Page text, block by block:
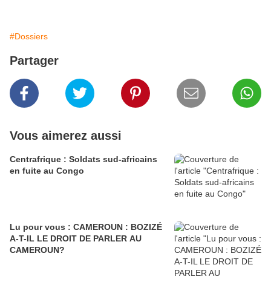
#Dossiers
Partager
Vous aimerez aussi
Centrafrique : Soldats sud-africains
en fuite au Congo
Lu pour vous : CAMEROUN : BOZIZÉ
A-T-IL LE DROIT DE PARLER AU
CAMEROUN?